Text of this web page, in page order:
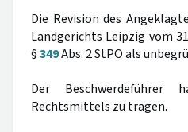
Die Revision des
Landgerichts Leipzig vom
§349Abs. 2 StPO als
Der
Rechtsmittels zu tragen.